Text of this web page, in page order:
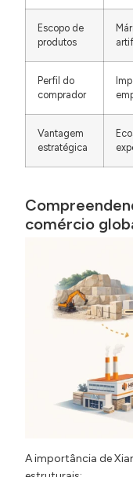
Escopo de
produtos
Perfil do
comprador
Vantagem
estratégica
comércio
A importância de